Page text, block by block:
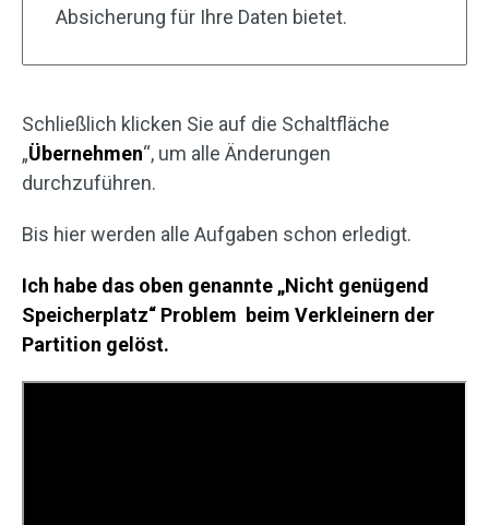
Absicherung für Ihre Daten bietet.
Schließlich klicken Sie auf die Schaltfläche
„Übernehmen“, um alle Änderungen
durchzuführen.
Bis hier werden alle Aufgaben schon erledigt.
Ich habe das oben genannte „Nicht genügend
Speicherplatz“ Problem beim Verkleinern der
Partition gelöst.